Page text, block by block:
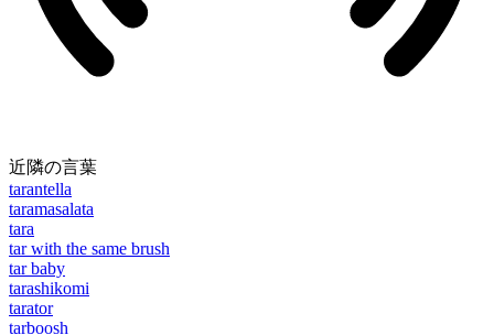
近隣の言葉
tarantella
taramasalata
tara
tar with the same brush
tar baby
tarashikomi
tarator
tarboosh